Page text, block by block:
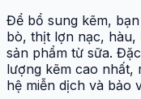
Để bổ sung kẽm,
bò, thịt lợn nạc, hàu,
sản phẩm từ sữa.
lượng kẽm cao nhất,
hệ miễn dịch và bảo